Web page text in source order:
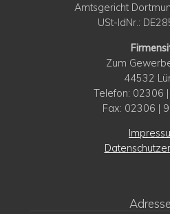
Amtsgericht
USt-IdNr.:
Zum
44532
Telefon: 02306
Fax: 02306 |